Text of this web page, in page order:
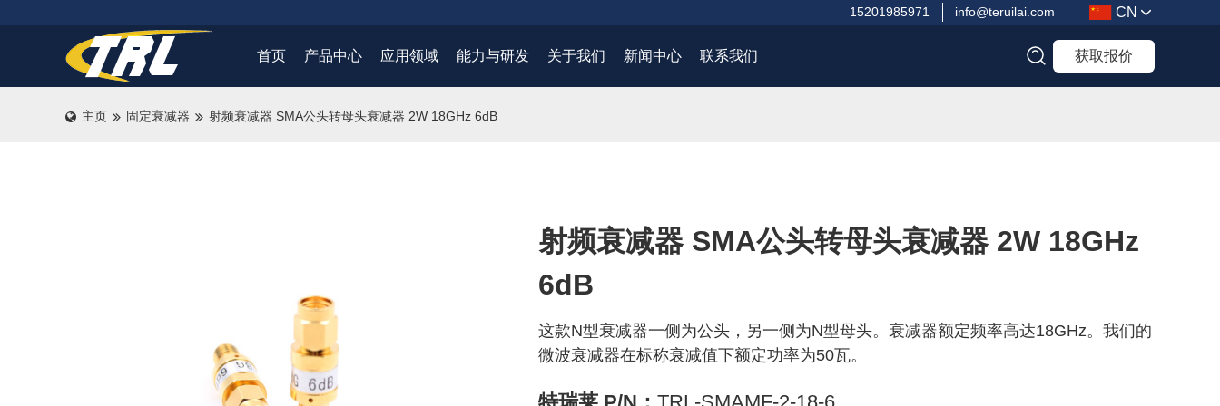
15201985971 info@teruilai.com CN
首页 产品中心 应用领域 能力与研发 关于我们 新闻中心 联系我们 获取报价
主页 固定衰减器 射频衰减器 SMA公头转母头衰减器 2W 18GHz 6dB
射频衰减器 SMA公头转母头衰减器 2W 18GHz
6dB
这款N型衰减器一侧为公头，另一侧为N型母头。衰减器额定频率高达18GHz。我们的
微波衰减器在标称衰减值下额定功率为50瓦。